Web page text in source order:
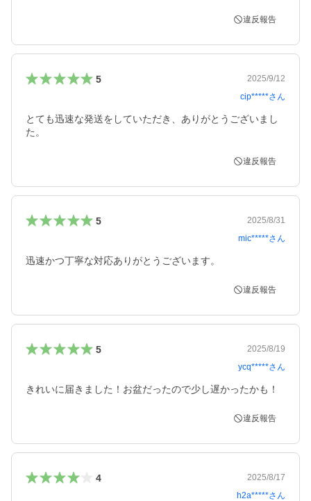
違反報告
5
2025/9/12
cip*****さん
とても迅速な発送をしていただき、ありがとうございまし
た。
違反報告
5
2025/8/31
mic*****さん
迅速かつ丁寧な対応ありがとうございます。
違反報告
5
2025/8/19
ycq*****さん
きれいに届きました！お盆だったので少し遅かったかも！
違反報告
4
2025/8/17
h2a*****さん